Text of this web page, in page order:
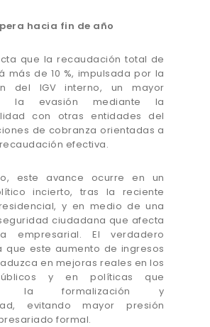
hacia fin de año
que la recaudación total de
más de 10 %, impulsada por la
del IGV interno, un mayor
la evasión mediante la
con otras entidades del
de cobranza orientadas a
efectiva.
este avance ocurre en un
incierto, tras la reciente
y en medio de una
ciudadana que afecta
empresarial. El verdadero
que este aumento de ingresos
en mejoras reales en los
y en políticas que
la formalización y
evitando mayor presión
formal.